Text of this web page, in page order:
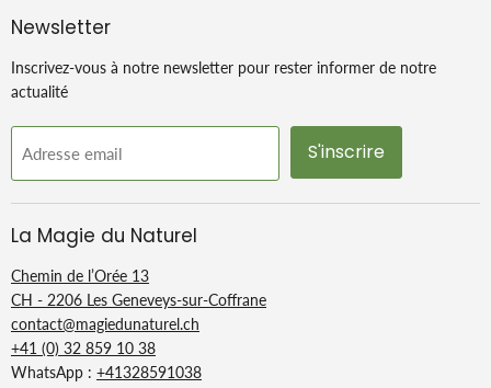
Newsletter
Inscrivez-vous à notre newsletter pour rester informer de notre
actualité
Adresse email S'inscrire
La Magie du Naturel
Chemin de l’Orée 13
CH - 2206 Les Geneveys-sur-Coffrane
contact@magiedunaturel.ch
+41 (0) 32 859 10 38
WhatsApp : +41328591038